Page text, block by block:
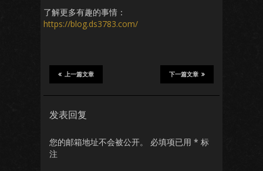
了解更多有趣的事情：
https://blog.ds3783.com/
下一篇文章
上一篇文章
发表回复
您的邮箱地址不会被公开。 必填项已用 * 标
注